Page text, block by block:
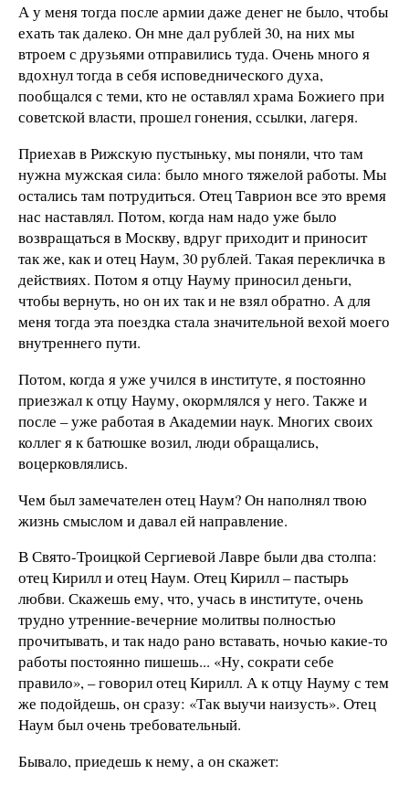
А у меня тогда после армии даже денег не было, чтобы
ехать так далеко. Он мне дал рублей 30, на них мы
втроем с друзьями отправились туда. Очень много я
вдохнул тогда в себя исповеднического духа,
пообщался с теми, кто не оставлял храма Божиего при
советской власти, прошел гонения, ссылки, лагеря.
Приехав в Рижскую пустыньку, мы поняли, что там
нужна мужская сила: было много тяжелой работы. Мы
остались там потрудиться. Отец Таврион все это время
нас наставлял. Потом, когда нам надо уже было
возвращаться в Москву, вдруг приходит и приносит
так же, как и отец Наум, 30 рублей. Такая перекличка в
действиях. Потом я отцу Науму приносил деньги,
чтобы вернуть, но он их так и не взял обратно. А для
меня тогда эта поездка стала значительной вехой моего
внутреннего пути.
Потом, когда я уже учился в институте, я постоянно
приезжал к отцу Науму, окормлялся у него. Также и
после – уже работая в Академии наук. Многих своих
коллег я к батюшке возил, люди обращались,
воцерковлялись.
Чем был замечателен отец Наум? Он наполнял твою
жизнь смыслом и давал ей направление.
В Свято-Троицкой Сергиевой Лавре были два столпа:
отец Кирилл и отец Наум. Отец Кирилл – пастырь
любви. Скажешь ему, что, учась в институте, очень
трудно утренние-вечерние молитвы полностью
прочитывать, и так надо рано вставать, ночью какие-то
работы постоянно пишешь... «Ну, сократи себе
правило», – говорил отец Кирилл. А к отцу Науму с тем
же подойдешь, он сразу: «Так выучи наизусть». Отец
Наум был очень требовательный.
Бывало, приедешь к нему, а он скажет: